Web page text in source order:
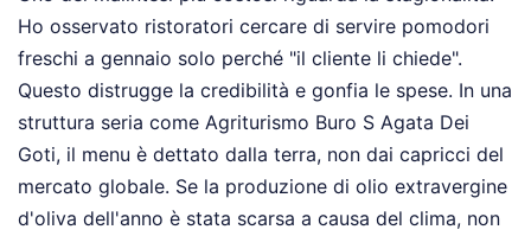
Ho osservato ristoratori cercare di servire pomodori
freschi a gennaio solo perché "il cliente li chiede".
Questo distrugge la credibilità e gonfia le spese. In una
struttura seria come Agriturismo Buro S Agata Dei
Goti, il menu è dettato dalla terra, non dai capricci del
mercato globale. Se la produzione di olio extravergine
d'oliva dell'anno è stata scarsa a causa del clima, non